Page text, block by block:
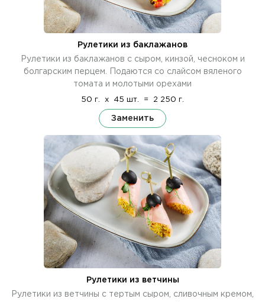
Рулетики из баклажанов
Рулетики из баклажанов с сыром, кинзой, чесноком и
болгарским перцем. Подаются со слайсом вяленого
томата и молотыми орехами
50 г. x 45 шт. = 2 250 г.
Заменить
Рулетики из ветчины
Рулетики из ветчины с тертым сыром, сливочным кремом,